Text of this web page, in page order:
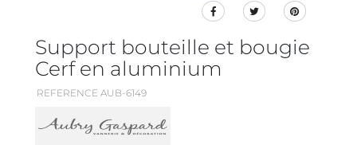
Support bouteille et bougie
Cerf en aluminium
REFERENCE AUB-6149